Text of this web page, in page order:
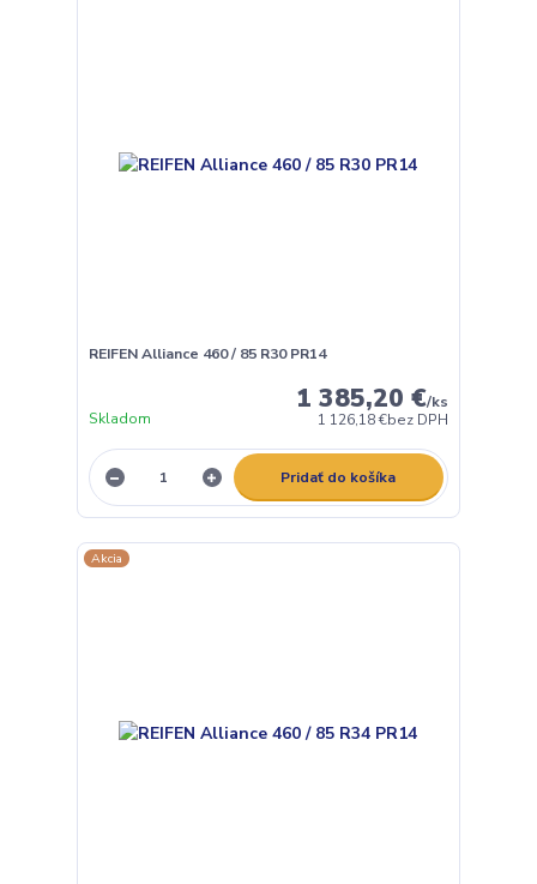
REIFEN Alliance 460 / 85 R30 PR14
1 385,20 €/ks
1 126,18 €bez DPH
Skladom
Pridať do košíka
Akcia